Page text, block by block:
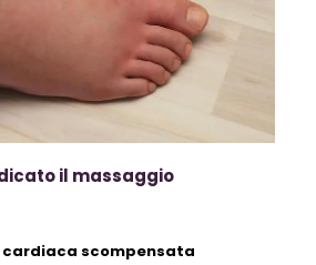
il massaggio
scompensata